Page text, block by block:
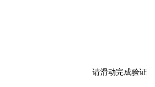
请滑动完成验证